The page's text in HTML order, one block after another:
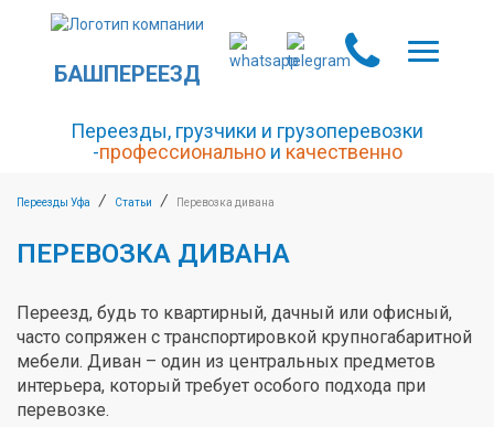
БАШПЕРЕЕЗД
Переезды, грузчики и грузоперевозки
-профессиональнои качественно
Переезды Уфа / Статьи / Перевозка дивана
ПЕРЕВОЗКА ДИВАНА
Переезд, будь то квартирный, дачный или офисный,
часто сопряжен с транспортировкой крупногабаритной
мебели. Диван – один из центральных предметов
интерьера, который требует особого подхода при
перевозке.